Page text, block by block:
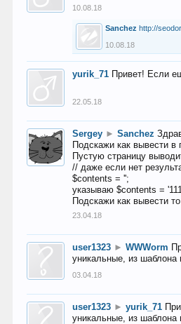
10.08.18
Sanchez http://
10.08.18
yurik_71 Привет! Если
22.05.18
Sergey ► Sanchez
Подскажи как вывести в
Пустую страницу
// даже если нет
$contents = '';
указываю $contents =
Подскажи как вывести
23.04.18
user1323 ► WWWorm
уникальные, из шаблона
03.04.18
user1323 ► yurik_71
уникальные, из шаблона